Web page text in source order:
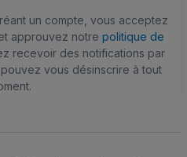
un compte, vous acceptez
approuvez notre politique de
recevoir des notifications par
vous désinscrire à tout